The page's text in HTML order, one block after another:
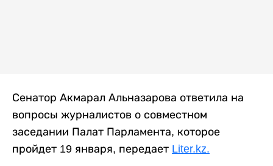
Сенатор Акмарал Альназарова ответила на
вопросы журналистов о совместном
заседании Палат Парламента, которое
пройдет 19 января, передает Liter.kz.